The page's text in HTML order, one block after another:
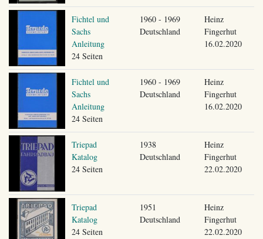
Fichtel und
Sachs
Anleitung
24 Seiten
1960 - 1969
Deutschland
Heinz
Fingerhut
16.02.2020
Fichtel und
Sachs
Anleitung
24 Seiten
1960 - 1969
Deutschland
Heinz
Fingerhut
16.02.2020
Triepad
Katalog
24 Seiten
1938
Deutschland
Heinz
Fingerhut
22.02.2020
Triepad
Katalog
24 Seiten
1951
Deutschland
Heinz
Fingerhut
22.02.2020